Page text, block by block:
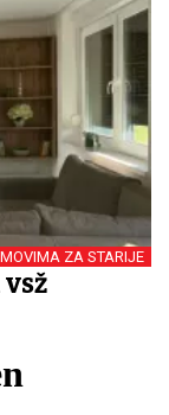
ZA STARIJE